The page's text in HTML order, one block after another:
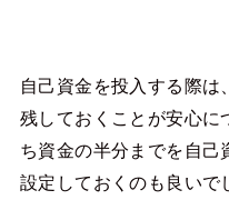
自己資金を投入する際
残しておくことが安心に
ち資金の半分までを自己
設定しておくのも良いで